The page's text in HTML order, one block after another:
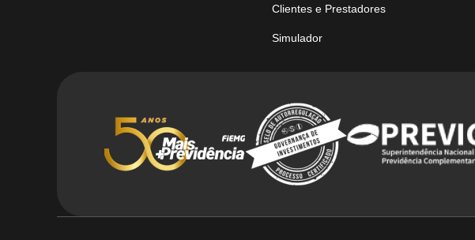
Clientes e Prestadores
Simulador